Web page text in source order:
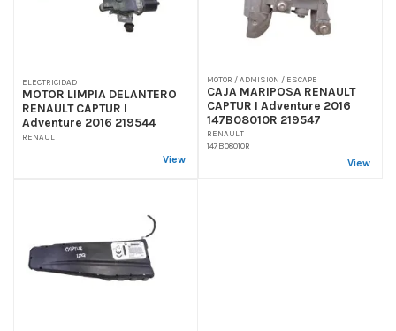
ELECTRICIDAD
MOTOR LIMPIA DELANTERO
RENAULT CAPTUR I
Adventure 2016 219544
RENAULT
View
MOTOR / ADMISION / ESCAPE
CAJA MARIPOSA RENAULT
CAPTUR I Adventure 2016
147B08010R 219547
RENAULT
147B08010R
View